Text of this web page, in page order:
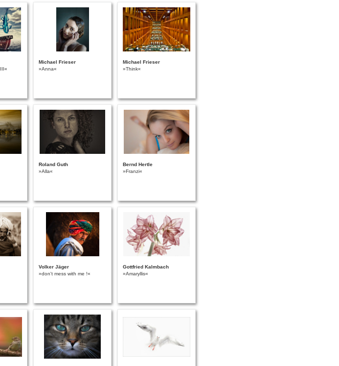
Michael Frieser
»Anna«
Michael Frieser
»Think«
Roland Guth
»Alla«
Bernd Hertle
»Franzi«
Volker Jäger
»don't mess with me !«
Gottfried Kalmbach
»Amaryllis«